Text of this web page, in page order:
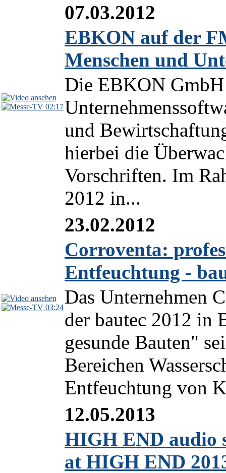
02:17
07.03.2012
EBKON auf der
Menschen und
Die EBKON
und
hierbei die
Vorschriften. Im
2012 in...
03:24
23.02.2012
Corroventa:
Entfeuchtung -
Das Unternehmen
der bautec 2012 in
gesunde Bauten"
Bereichen
Entfeuchtung von
12.05.2013
HIGH END audio
at HIGH END